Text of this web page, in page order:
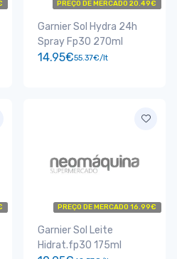
PREÇO DE MERCADO 20.49€
Garnier Sol Hydra 24h
Spray Fp30 270ml
14.95€55.37€/lt
PREÇO DE MERCADO 16.99€
Garnier Sol Leite
Hidrat.fp30 175ml